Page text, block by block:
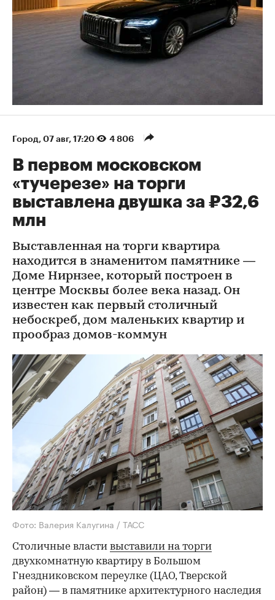
Город⁠, 07 авг, 17:20 4 806
В первом московском
«тучерезе» на торги
выставлена двушка за ₽32,6
млн
Выставленная на торги квартира
находится в знаменитом памятнике —
Доме Нирнзее, который построен в
центре Москвы более века назад. Он
известен как первый столичный
небоскреб, дом маленьких квартир и
прообраз домов-коммун
Фото: Валерия Калугина / ТАСС
Столичные власти выставили на торги
двухкомнатную квартиру в Большом
Гнездниковском переулке (ЦАО, Тверской
район) — в памятнике архитектурного наследия